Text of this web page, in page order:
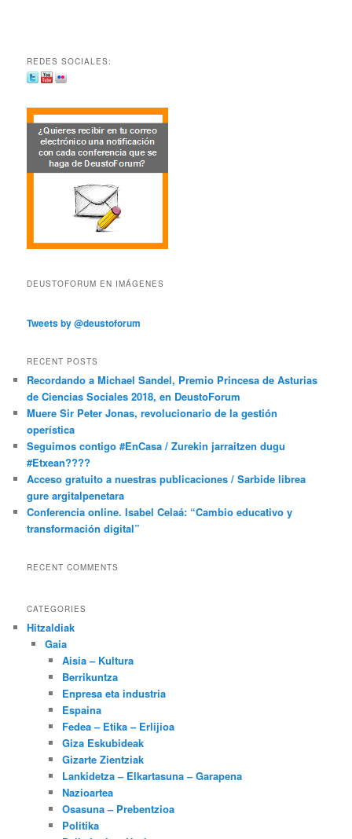
REDES SOCIALES:
DEUSTOFORUM EN IMÁGENES
Tweets by @deustoforum
RECENT POSTS
Recordando a Michael Sandel, Premio Princesa de Asturias
de Ciencias Sociales 2018, en DeustoForum
Muere Sir Peter Jonas, revolucionario de la gestión
operística
Seguimos contigo #EnCasa / Zurekin jarraitzen dugu
#Etxean????
Acceso gratuito a nuestras publicaciones / Sarbide librea
gure argitalpenetara
Conferencia online. Isabel Celaá: “Cambio educativo y
transformación digital”
RECENT COMMENTS
CATEGORIES
Hitzaldiak
Gaia
Aisia – Kultura
Berrikuntza
Enpresa eta industria
Espaina
Fedea – Etika – Erlijioa
Giza Eskubideak
Gizarte Zientziak
Lankidetza – Elkartasuna – Garapena
Nazioartea
Osasuna – Prebentzioa
Politika